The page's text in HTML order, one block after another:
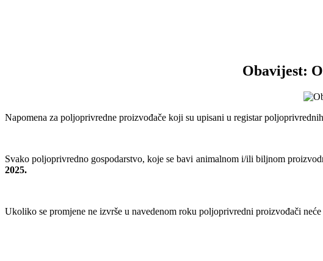
Obavijest:
Napomena za poljoprivredne proizvođače koji su upisani u registar
Svako poljoprivredno gospodarstvo, koje se bavi animalnom i/ili biljnom
2025.
Ukoliko se promjene ne izvrše u navedenom roku poljoprivredni proizvođači